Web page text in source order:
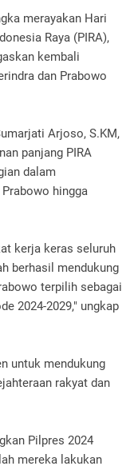
merayakan Hari
Raya (PIRA),
kembali
dan Prabowo
Arjoso, S.KM,
panjang PIRA
dalam
hingga
kerja keras seluruh
berhasil mendukung
terpilih sebagai
2024-2029," ungkap
untuk mendukung
rakyat dan
Pilpres 2024
mereka lakukan